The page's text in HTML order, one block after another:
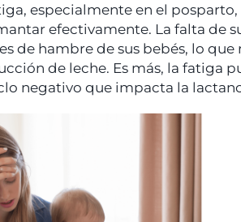
especialmente en el
efectivamente. La falta de
de hambre de sus bebés, lo
de leche. Es más, la fatiga
negativo que impacta la